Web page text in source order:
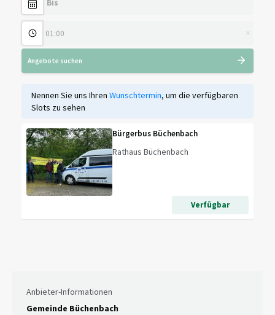
×
Angebote suchen
Nennen Sie uns Ihren Wunschtermin, um die verfügbaren
Slots zu sehen
Bürgerbus Büchenbach
Rathaus Büchenbach
Verfügbar
Anbieter-Informationen
Gemeinde Büchenbach